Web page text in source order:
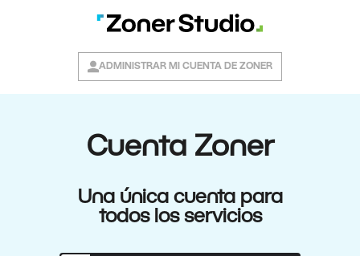
ADMINISTRAR MI CUENTA DE ZONER
Cuenta Zoner
Una única cuenta para
todos los servicios